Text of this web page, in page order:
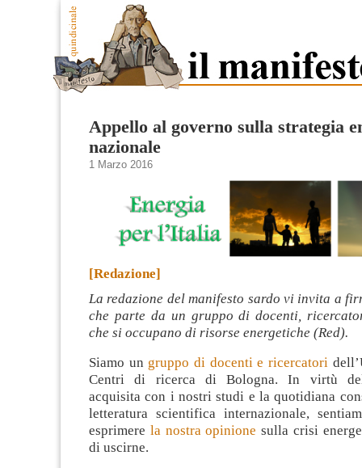
Appello al governo sulla strategia
nazionale
1 Marzo 2016
[Redazione]
La redazione del manifesto sardo vi invita a
che parte da un gruppo di docenti,
che si occupano di risorse energetiche (Red).
Siamo un gruppo di docenti e ricercatori
Centri di ricerca di Bologna. In virtù
acquisita con i nostri studi e la quotidiana
letteratura scientifica internazionale,
esprimere la nostra opinionesulla crisi
di uscirne.